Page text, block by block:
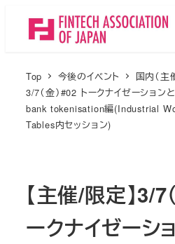
Top 今後のイベント 国内（主
3/7（金）#02 トークナイゼーション
bank tokenisation編(Industrial
Tables内セッション)
【主催/限定】3/7
ークナイゼーシ